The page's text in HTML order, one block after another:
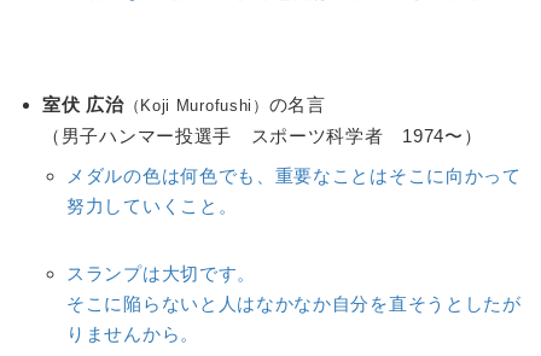
室伏 広治（Koji Murofushi） の名言
（男子ハンマー投選手 スポーツ科学者 1974〜）
メダルの色は何色でも、重要なことはそこに向かって
努力していくこと。
スランプは大切です。
そこに陥らないと人はなかなか自分を直そうとしたが
りませんから。